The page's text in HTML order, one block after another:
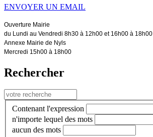
ENVOYER UN EMAIL
Ouverture Mairie
du Lundi au Vendredi 8h30 à 12h00 et 16h00 à 18h00
Annexe Mairie de Nyls
Mercredi 15h00 à 18h00
Rechercher
Contenant l'expression
n'importe lequel des mots
aucun des mots